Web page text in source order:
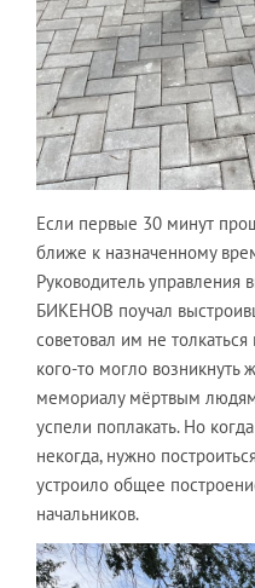
Если первые 30 минут
ближе к назначенному
Руководитель управления
БИКЕНОВ поучал
советовал им не
кого-то могло возникнуть
мемориалу мёртвым
успели поплакать. Но
некогда, нужно
устроило общее
начальников.